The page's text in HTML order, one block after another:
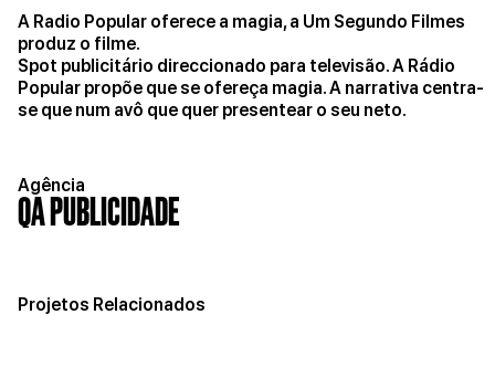
A Radio Popular oferece a magia, a Um Segundo Filmes
produz o filme.
Spot publicitário direccionado para televisão. A Rádio
Popular propõe que se ofereça magia. A narrativa centra-
se que num avô que quer presentear o seu neto.
Agência
QA PUBLICIDADE
Projetos Relacionados